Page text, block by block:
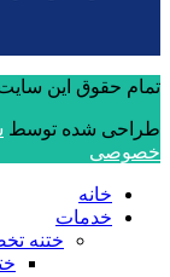
تمام حقوق این
طراحی شده توسط
خصوصی
خانه
خدمات
ختنه